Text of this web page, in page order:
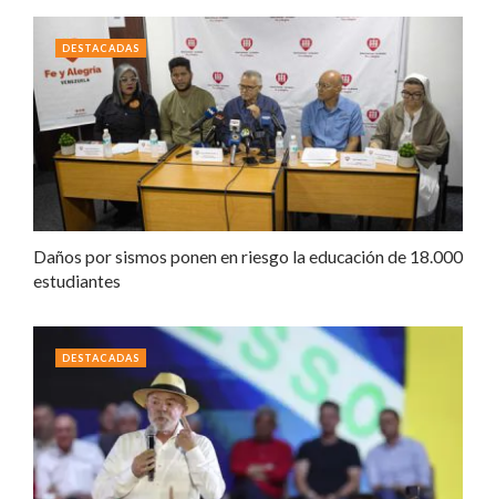
Daños por sismos ponen en riesgo la educación de 18.000
estudiantes
DESTACADAS
DESTACADAS